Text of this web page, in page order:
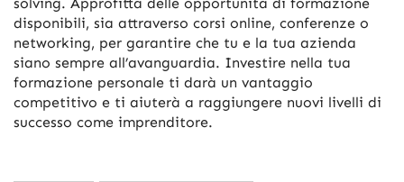
disponibili, sia attraverso corsi online, conferenze o
networking, per garantire che tu e la tua azienda
siano sempre all’avanguardia. Investire nella tua
formazione personale ti darà un vantaggio
competitivo e ti aiuterà a raggiungere nuovi livelli di
successo come imprenditore.